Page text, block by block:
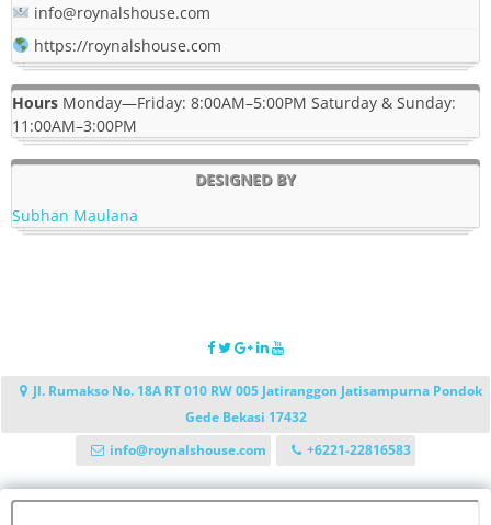
info@roynalshouse.com
https://roynalshouse.com
Hours Monday—Friday: 8:00AM–5:00PM Saturday & Sunday:
11:00AM–3:00PM
DESIGNED BY
Subhan Maulana
Jl. Rumakso No. 18A RT 010 RW 005 Jatiranggon Jatisampurna Pondok
Gede Bekasi 17432
info@roynalshouse.com
+6221-22816583